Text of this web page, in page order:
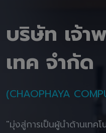
บริษัท เจ้า
เทค จำกัด
(CHAOPHAYA
"มุ่งสู่การเป็นผู้นำด้านเทค